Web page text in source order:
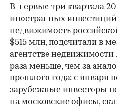
В первые три квартала
иностранных
недвижимость
$515 млн, подсчитали в
агентстве недвижимости
раза меньше, чем за
прошлого года: с января
зарубежные инвесторы
на московские офисы,